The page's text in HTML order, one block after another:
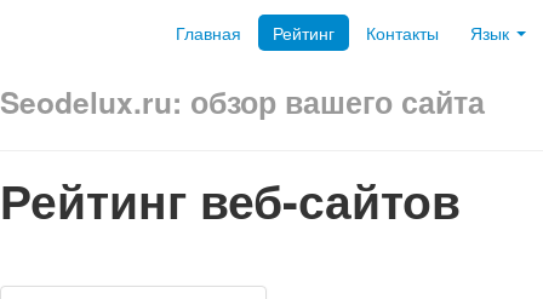
Главная Рейтинг Контакты Язык
Seodelux.ru: обзор вашего сайта
Рейтинг веб-сайтов